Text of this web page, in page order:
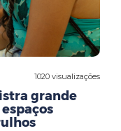
1020 visualizações
grande